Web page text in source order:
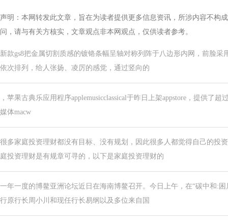
声明：本网转发此文章，旨在为读者提供更多信息资讯，所涉内容不构
问，请与有关方核实，文章观点非本网观点，仅供读者参考。
新款gs8把金属切割质感的镀铬条幅呈轴对称列阵于八边形内网，前脸采
依次排列，给人张扬、凌厉的感觉，通过竖向的
，苹果古典乐应用程序applemusicclassical于昨日上架appstore，提供了
媒体macw
很多家庭投资理财都没有目标、没有规划，因此很多人都觉得自己的投
庭投资理财是有规章可寻的，以下是家庭投资理财的
一年一度的博鳌亚洲论坛近日在海南博鳌召开。今日上午，在“碳中和:
行原行长周小川和现任行长易纲以及多位来自国